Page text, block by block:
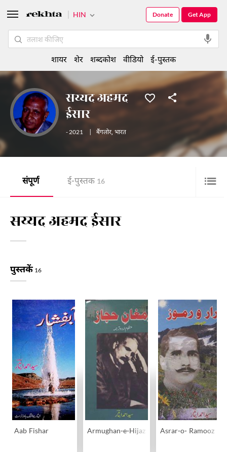
सय्यद अहमद
ईसार
- 2021 बैंगलोर, भारत
संपूर्ण ई-पुस्तक 16
सय्यद अहमद ईसार
पुस्तकें 16
Aab Fishar Armughan-e-Hijaz Asrar-o- Ramooz
HIN Get App
Donate
शायर शेर शब्दकोश वीडियो ई-पुस्तक